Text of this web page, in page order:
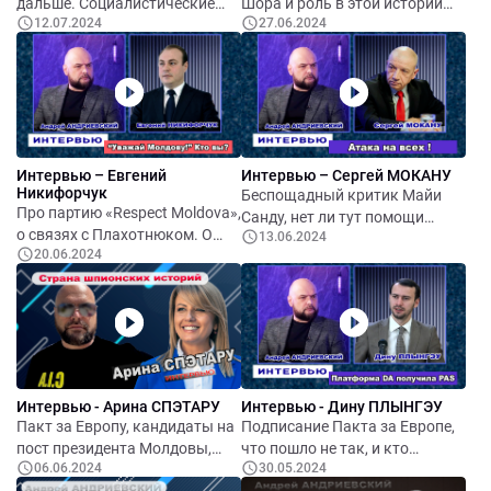
разборки, чьи бандиты, и кто
за базар ответит. В Бельцах
снова «мусорная мафия» и
скоро остановят троллейбусы.
Футбол и подарки на
миллионы.
12.07.2024
Михаила Багаса. Пакт за
Европу, почему позвали не
всех. Неназванный единый
кандидат. Отношения с Санду
и война с Андреем Спыну.
Референдум за Европу и
«антиевропейские»
проевропейцы.
27.06.2024
Интервью – Евгений
Никифорчук
Про партию «Respect Moldova»,
о связях с Плахотнюком. О
том, при чем здесь Илан Шор.
О выборах президент и
референдуме. Молдо-
украинские отношение,
поездка Одессу.
20.06.2024
Интервью – Сергей МОКАНУ
Беспощадный критик Майи
Санду, нет ли тут помощи
Кремлю. Кто если не Санду.
Пророссийское зло, и его
границы. Референдум за
Европу, что не так. Румыния в
игре, или наблюдает со
стороны.
13.06.2024
Интервью - Арина СПЭТАРУ
Пакт за Европу, кандидаты на
пост президента Молдовы,
Референдум. Спыну и газ.
06.06.2024
Интервью - Дину ПЛЫНГЭУ
Подписание Пакта за Европе,
что пошло не так, и кто
пришел не туда. Оппозиция
30.05.2024